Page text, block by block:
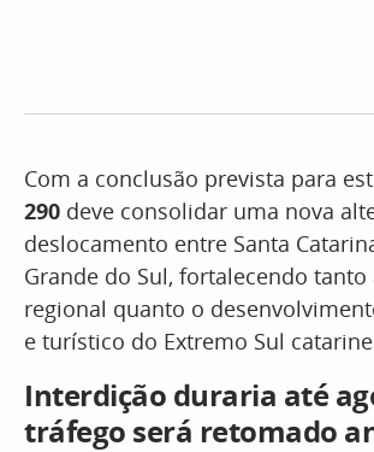
Com a conclusão prevista para
290 deve consolidar uma nova
deslocamento entre Santa
Grande do Sul, fortalecendo tanto
regional quanto o
e turístico do Extremo Sul
Interdição duraria até
tráfego será retomado